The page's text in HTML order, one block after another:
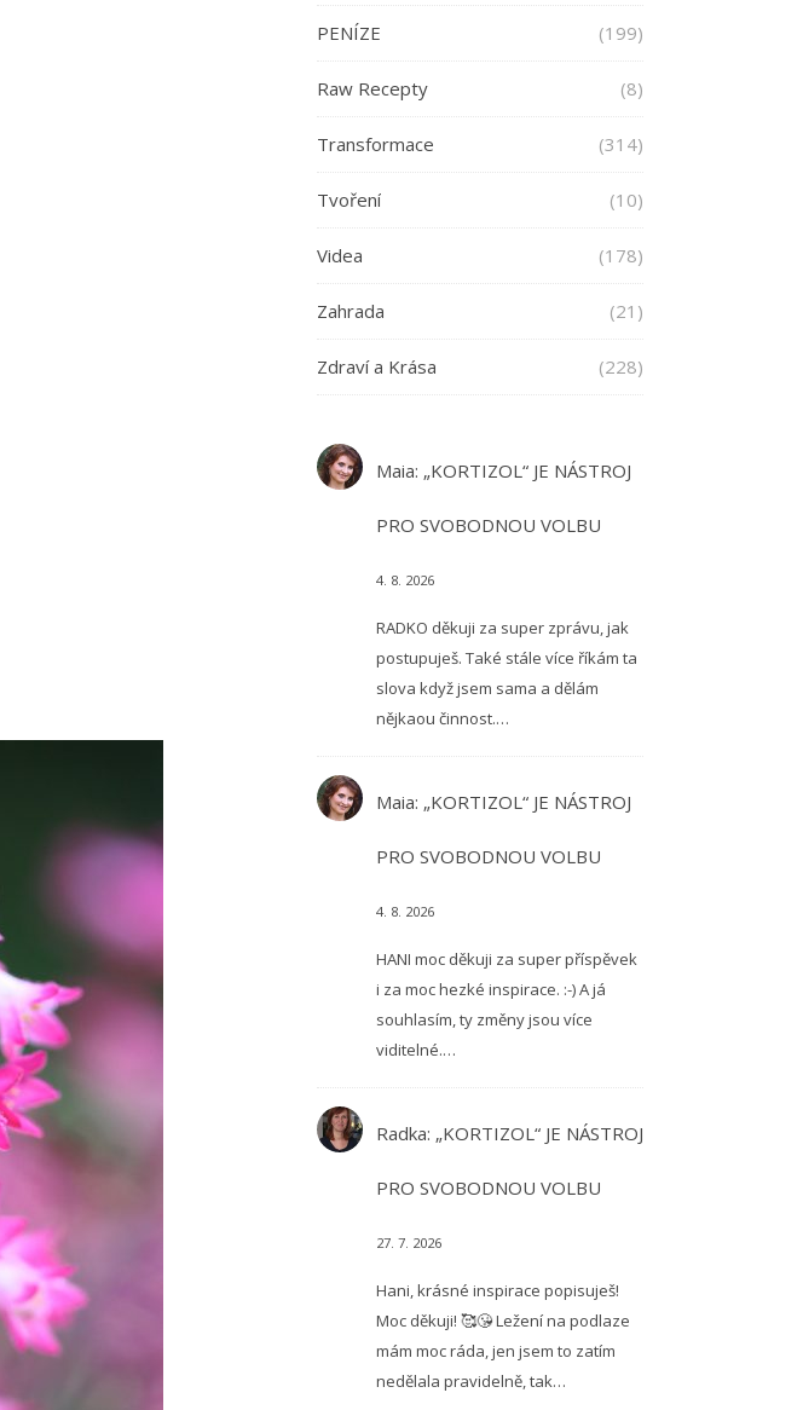
PENÍZE (199)
Raw Recepty (8)
Transformace (314)
Tvoření (10)
Videa (178)
Zahrada (21)
Zdraví a Krása (228)
Maia: „KORTIZOL“ JE NÁSTROJ
PRO SVOBODNOU VOLBU
4. 8. 2026
RADKO děkuji za super zprávu, jak
postupuješ. Také stále více říkám ta
slova když jsem sama a dělám
nějkaou činnost.…
Maia: „KORTIZOL“ JE NÁSTROJ
PRO SVOBODNOU VOLBU
4. 8. 2026
HANI moc děkuji za super příspěvek
i za moc hezké inspirace. :-) A já
souhlasím, ty změny jsou více
viditelné.…
Radka: „KORTIZOL“ JE NÁSTROJ
PRO SVOBODNOU VOLBU
27. 7. 2026
Hani, krásné inspirace popisuješ!
Moc děkuji! 🥰😘 Ležení na podlaze
mám moc ráda, jen jsem to zatím
nedělala pravidelně, tak…